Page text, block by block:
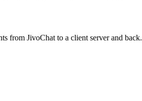
from JivoChat to a client server and back.